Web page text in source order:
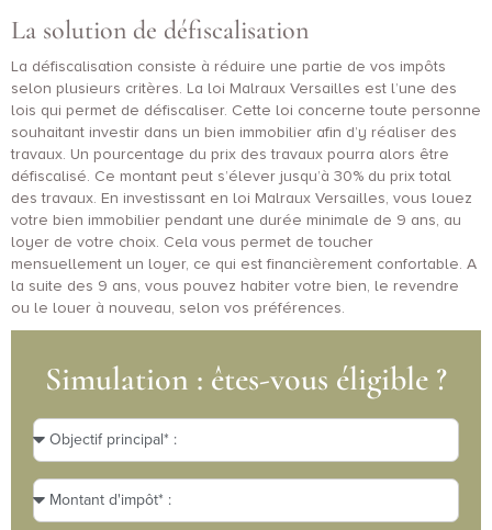
La solution de défiscalisation
La défiscalisation consiste à réduire une partie de vos impôts
selon plusieurs critères. La loi Malraux Versailles est l’une des
lois qui permet de défiscaliser. Cette loi concerne toute personne
souhaitant investir dans un bien immobilier afin d’y réaliser des
travaux. Un pourcentage du prix des travaux pourra alors être
défiscalisé. Ce montant peut s’élever jusqu’à 30% du prix total
des travaux. En investissant en loi Malraux Versailles, vous louez
votre bien immobilier pendant une durée minimale de 9 ans, au
loyer de votre choix. Cela vous permet de toucher
mensuellement un loyer, ce qui est financièrement confortable. A
la suite des 9 ans, vous pouvez habiter votre bien, le revendre
ou le louer à nouveau, selon vos préférences.
Simulation : êtes-vous éligible ?